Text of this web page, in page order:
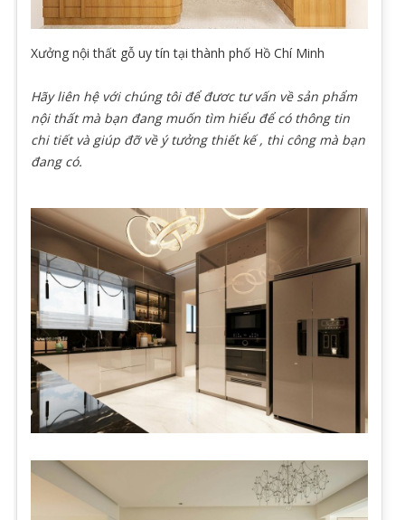
Xưởng nội thất gỗ uy tín tại thành phố Hồ Chí Minh
Hãy liên hệ với chúng tôi để đươc tư vấn về sản phẩm
nội thất mà bạn đang muốn tìm hiểu để có thông tin
chi tiết và giúp đỡ về ý tưởng thiết kế , thi công mà bạn
đang có.